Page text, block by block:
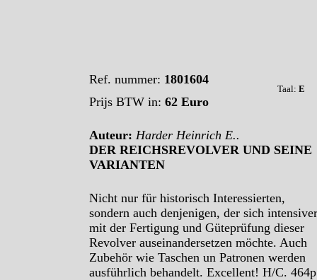
Ref. nummer: 1801604
Taal: E
Prijs BTW in: 62 Euro
Auteur: Harder Heinrich E..
DER REICHSREVOLVER UND SEINE
VARIANTEN
Nicht nur für historisch Interessierten,
sondern auch denjenigen, der sich intensiver
mit der Fertigung und Güteprüfung dieser
Revolver auseinandersetzen möchte. Auch
Zubehör wie Taschen un Patronen werden
ausführlich behandelt. Excellent! H/C.